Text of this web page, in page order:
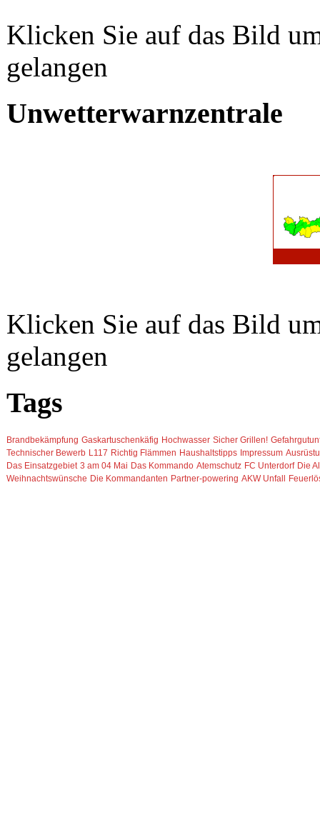
Klicken Sie auf das Bild
gelangen
Unwetterwarnzentrale
Klicken Sie auf das Bild
gelangen
Tags
Brandbekämpfung Gaskartuschenkäfig Hochwasser Sicher Grillen!
Technischer Bewerb L117 Richtig Flämmen Haushaltstipps Impressum
Das Einsatzgebiet 3 am 04 Mai Das Kommando Atemschutz FC Unterdorf Die
Weihnachtswünsche Die Kommandanten Partner-powering AKW Unfall